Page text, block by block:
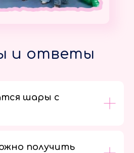
и ответы
шары с
получить